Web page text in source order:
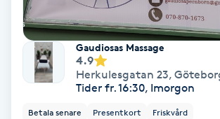
Bröllopsuppsättning
Celluliter
Gaudiosas Massage
4.9
Herkulesgatan 23,
Tider fr. 16:30, Imorgon
Betala senare Presentkort Friskvård